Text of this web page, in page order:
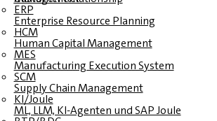
ERP
Enterprise Resource Planning
HCM
Human Capital Management
MES
Manufacturing Execution System
SCM
Supply Chain Management
KI/Joule
ML, LLM, KI-Agenten und SAP Joule